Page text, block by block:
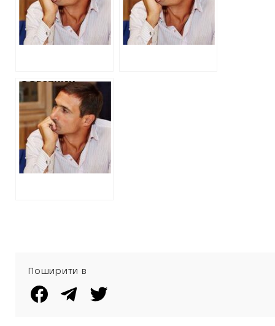
МІЛЬЙОНІВ
ГРИВЕНЬ ЗА
РАХУНОК
ГАЗОВОГО
ГРИВЕНЬ
ДИВІДЕНДІВ ВІД
ГАЗОВОГО
БІЗНЕСУ
СОРАТНИК
АВАКОВА У 2017
РОЦІ ОТРИМАВ
ВЖЕ 35
МІЛЬЙОНІВ
ДИВІДЕНДІВ ВІД
ВИДОБУТКУ ГАЗУ
Поширити в